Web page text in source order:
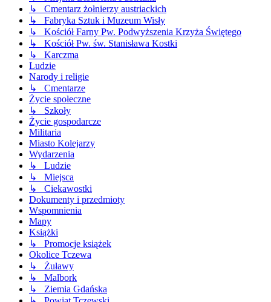
↳ Cmentarz żołnierzy austriackich
↳ Fabryka Sztuk i Muzeum Wisły
↳ Kościół Farny Pw. Podwyższenia Krzyża Świętego
↳ Kościół Pw. św. Stanisława Kostki
↳ Karczma
Ludzie
Narody i religie
↳ Cmentarze
Życie społeczne
↳ Szkoły
Życie gospodarcze
Militaria
Miasto Kolejarzy
Wydarzenia
↳ Ludzie
↳ Miejsca
↳ Ciekawostki
Dokumenty i przedmioty
Wspomnienia
Mapy
Książki
↳ Promocje książek
Okolice Tczewa
↳ Żuławy
↳ Malbork
↳ Ziemia Gdańska